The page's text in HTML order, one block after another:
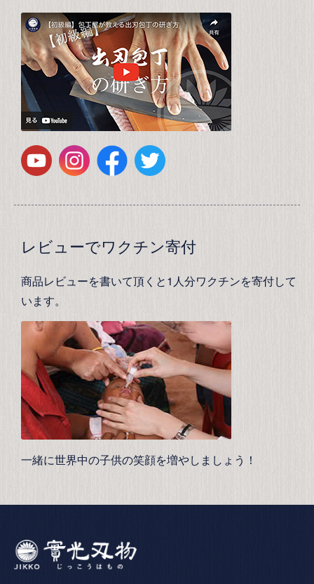
レビューでワクチン寄付
商品レビューを書いて頂くと1人分ワクチンを寄付して
います。
一緒に世界中の子供の笑顔を増やしましょう！